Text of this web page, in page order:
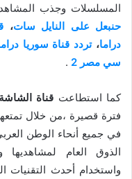
المسلسلات وجذب
حنبعل على النايل سات،
دراما،تردد قناة سوريا
سي مصر 2
.
كما استطاعت قناة
فترة قصيرة ،من خلال
في جميع أنحاء الوطن
الذوق العام لمشاهديها
واستخدام أحدث التقنيات